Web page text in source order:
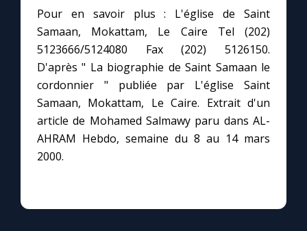
Pour en savoir plus : L'église de Saint
Samaan, Mokattam, Le Caire Tel (202)
5123666/5124080 Fax (202) 5126150.
D'après " La biographie de Saint Samaan le
cordonnier " publiée par L'église Saint
Samaan, Mokattam, Le Caire. Extrait d'un
article de Mohamed Salmawy paru dans AL-
AHRAM Hebdo, semaine du 8 au 14 mars
2000.